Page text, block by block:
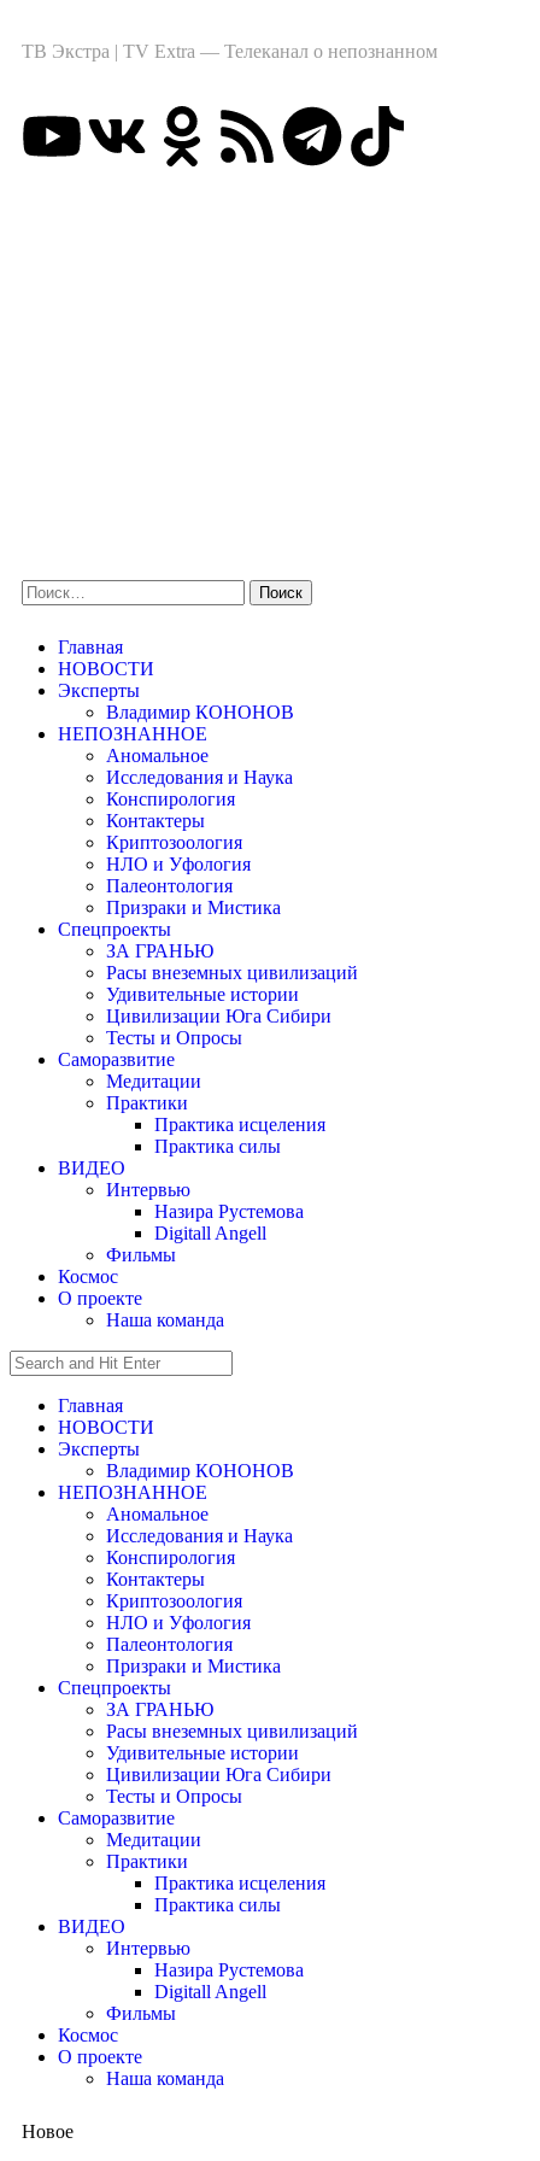
ТВ Экстра | TV Extra — Телеканал о непознанном
Главная
НОВОСТИ
Эксперты
Владимир КОНОНОВ
НЕПОЗНАННОЕ
Аномальное
Исследования и Наука
Конспирология
Контактеры
Криптозоология
НЛО и Уфология
Палеонтология
Призраки и Мистика
Спецпроекты
ЗА ГРАНЬЮ
Расы внеземных цивилизаций
Удивительные истории
Цивилизации Юга Сибири
Тесты и Опросы
Саморазвитие
Медитации
Практики
Практика исцеления
Практика силы
ВИДЕО
Интервью
Назира Рустемова
Digitall Angell
Фильмы
Космос
О проекте
Наша команда
Главная
НОВОСТИ
Эксперты
Владимир КОНОНОВ
НЕПОЗНАННОЕ
Аномальное
Исследования и Наука
Конспирология
Контактеры
Криптозоология
НЛО и Уфология
Палеонтология
Призраки и Мистика
Спецпроекты
ЗА ГРАНЬЮ
Расы внеземных цивилизаций
Удивительные истории
Цивилизации Юга Сибири
Тесты и Опросы
Саморазвитие
Медитации
Практики
Практика исцеления
Практика силы
ВИДЕО
Интервью
Назира Рустемова
Digitall Angell
Фильмы
Космос
О проекте
Наша команда
Новое